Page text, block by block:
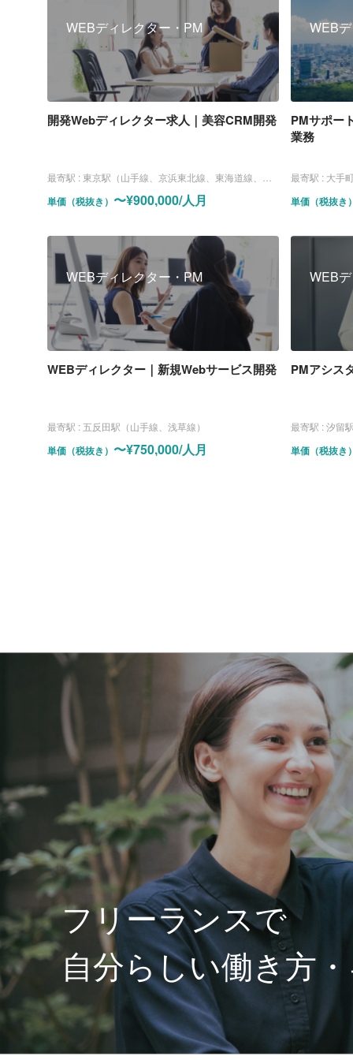
WEBディレクター・PM
開発Webディレクター求人｜美容CRM開発
最寄駅 : 東京駅（山手線、京浜東北線、東海道線、中央線、京葉線、丸ノ内線）
単価（税抜き） 〜¥900,000/人月
WEB
PMサポー
業務
最寄駅 : 大手町駅（丸ノ
単価（税抜き
WEBディレクター・PM
WEBディレクター｜新規Webサービス開発
最寄駅 : 五反田駅（山手線、浅草線）
単価（税抜き） 〜¥750,000/人月
WEB
PMアシス
最寄駅 :汐留駅（都
単価（税抜き
フリーランスで
自分らしい働き方